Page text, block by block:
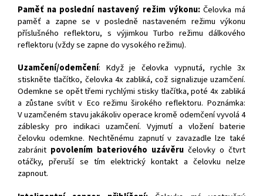
Paměť na poslední nastavený režim výkonu:Čelovka má
paměť a zapne se v posledně nastaveném režimu výkonu
příslušného reflektoru, s výjimkou Turbo režimu dálkového
reflektoru (vždy se zapne do vysokého režimu).
Uzamčení/odemčení: Když je čelovka vypnutá, rychle 3x
stiskněte tlačítko, čelovka 4x zabliká, což signalizuje uzamčení.
Odemkne se opět třemi rychlými stisky tlačítka, poté 4x zabliká
a zůstane svítit v Eco režimu širokého reflektoru. Poznámka:
V uzamčeném stavu jakákoliv operace kromě odemčení vyvolá 4
záblesky pro indikaci uzamčení. Vyjmutí a vložení baterie
čelovku odemkne. Nechtěnému zapnutí v zavazadle lze také
zabránit povolením bateriového uzávěru čelovky o čtvrt
otáčky, přeruší se tím elektrický kontakt a čelovku nelze
zapnout.